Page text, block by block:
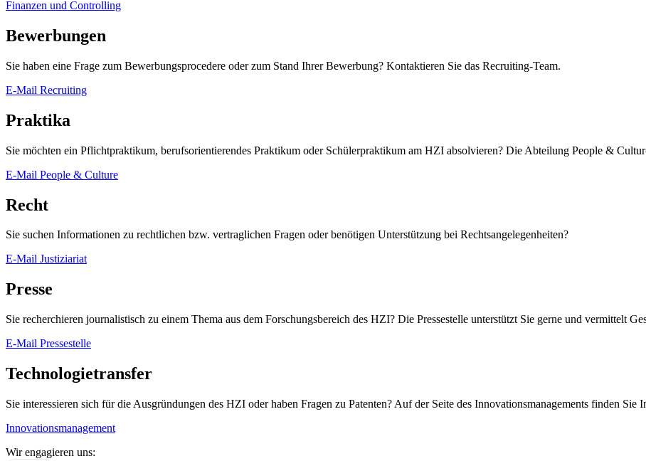
Finanzen und Controlling
Bewerbungen
Sie haben eine Frage zum Bewerbungsprocedere oder zum Stand Ihrer Bewerbung? Kontaktieren Sie das Recruiting-Team.
E-Mail Recruiting
Praktika
Sie möchten ein Pflichtpraktikum, berufsorientierendes Praktikum oder Schülerpraktikum am HZI absolvieren? Die Abteilung People &
E-Mail People & Culture
Recht
Sie suchen Informationen zu rechtlichen bzw. vertraglichen Fragen oder benötigen Unterstützung bei Rechtsangelegenheiten?
E-Mail Justiziariat
Presse
Sie recherchieren journalistisch zu einem Thema aus dem Forschungsbereich des HZI? Die Pressestelle unterstützt Sie gerne und vermittelt
E-Mail Pressestelle
Technologietransfer
Sie interessieren sich für die Ausgründungen des HZI oder haben Fragen zu Patenten? Auf der Seite des Innovationsmanagements finden Sie
Innovationsmanagement
Wir engagieren uns: